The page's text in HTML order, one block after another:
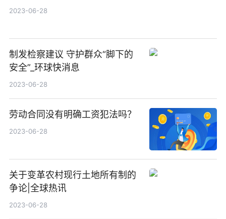
2023-06-28
制发检察建议 守护群众“脚下的
安全”_环球快消息
2023-06-28
劳动合同没有明确工资犯法吗？
2023-06-28
关于变革农村现行土地所有制的
争论|全球热讯
2023-06-28